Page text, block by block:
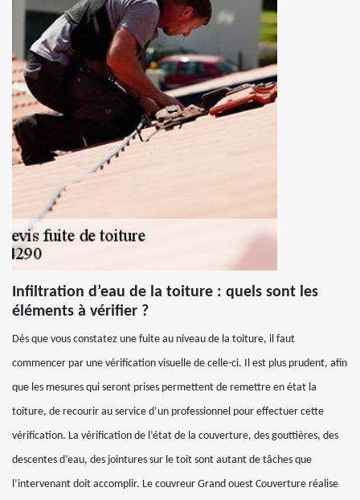
Infiltration d’eau de la toiture : quels sont les
éléments à vérifier ?
Dès que vous constatez une fuite au niveau de la toiture, il faut
commencer par une vérification visuelle de celle-ci. Il est plus prudent, afin
que les mesures qui seront prises permettent de remettre en état la
toiture, de recourir au service d’un professionnel pour effectuer cette
vérification. La vérification de l’état de la couverture, des gouttières, des
descentes d’eau, des jointures sur le toit sont autant de tâches que
l’intervenant doit accomplir. Le couvreur Grand ouest Couverture réalise